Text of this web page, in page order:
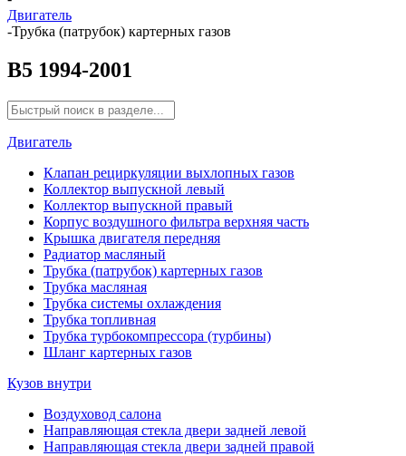
Двигатель
-Трубка (патрубок) картерных газов
B5 1994-2001
Двигатель
Клапан рециркуляции выхлопных газов
Коллектор выпускной левый
Коллектор выпускной правый
Корпус воздушного фильтра верхняя часть
Крышка двигателя передняя
Радиатор масляный
Трубка (патрубок) картерных газов
Трубка масляная
Трубка системы охлаждения
Трубка топливная
Трубка турбокомпрессора (турбины)
Шланг картерных газов
Кузов внутри
Воздуховод салона
Направляющая стекла двери задней левой
Направляющая стекла двери задней правой